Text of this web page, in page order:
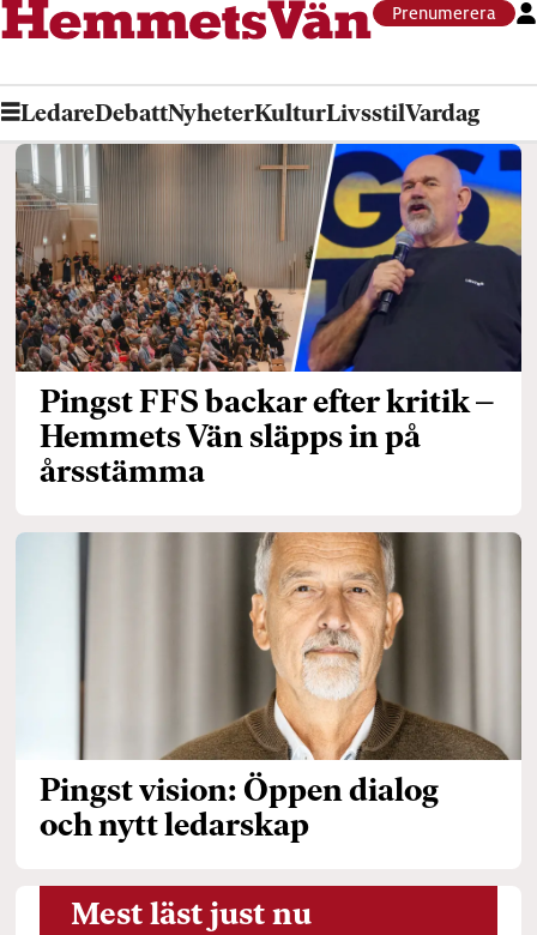
Prenumerera
LedareDebattNyheterKulturLivsstilVardag
Tag:
pelle
hörnmark
Pingst FFS backar efter kritik –
Hemmets Vän släpps in på
årsstämma
Pingst vision: Öppen dialog
och nytt ledarskap
Mest läst just nu